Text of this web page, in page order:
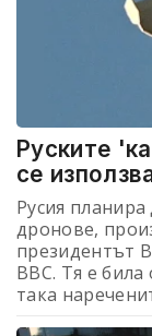
Руските
се
Русия
дронове,
президентът
BBC. Тя е
така